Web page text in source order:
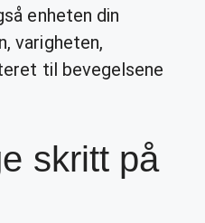
enheten din
varigheten,
til bevegelsene
skritt på